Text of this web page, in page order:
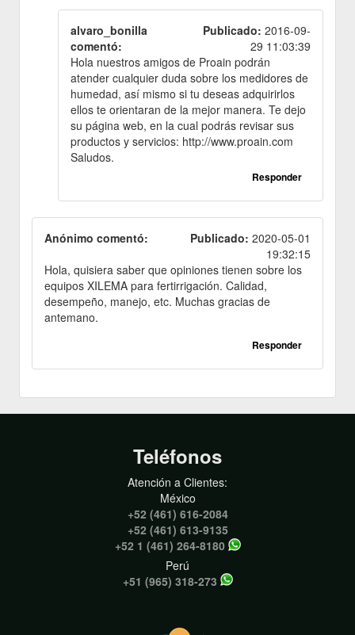
alvaro_bonilla
comentó:
Publicado: 2016-09-
29 11:03:39
Hola nuestros amigos de Proain podrán
atender cualquier duda sobre los medidores de
humedad, así mismo si tu deseas adquirirlos
ellos te orientaran de la mejor manera. Te dejo
su página web, en la cual podrás revisar sus
productos y servicios: http://www.proain.com
Saludos.
Responder
Anónimo comentó: Publicado: 2020-05-01
19:32:15
Hola, quisiera saber que opiniones tienen sobre los
equipos XILEMA para fertirrigación. Calidad,
desempeño, manejo, etc. Muchas gracias de
antemano.
Responder
Teléfonos
Atención a Clientes:
México
+52 (461) 616-2084
+52 (461) 613-9135
+52 1 (461) 264-8180
Perú
+51 (965) 318-273